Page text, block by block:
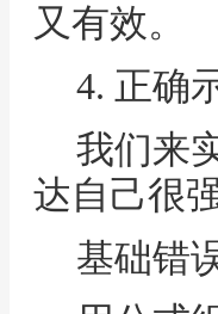
又有效。
4. 正确
我们来
达自己很强
基础错